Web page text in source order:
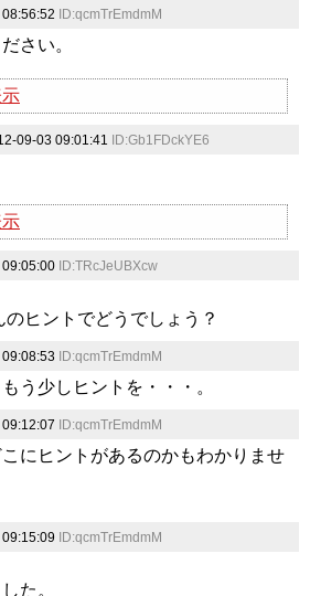
ID:qcmTrEmdmM
さい。
09-03 09:01:41 ID:Gb1FDckYE6
09:05:00 ID:TRcJeUBXcw
のヒントでどうでしょう？
ID:qcmTrEmdmM
う少しヒントを・・・。
ID:qcmTrEmdmM
にヒントがあるのかもわかりませ
ID:qcmTrEmdmM
た。